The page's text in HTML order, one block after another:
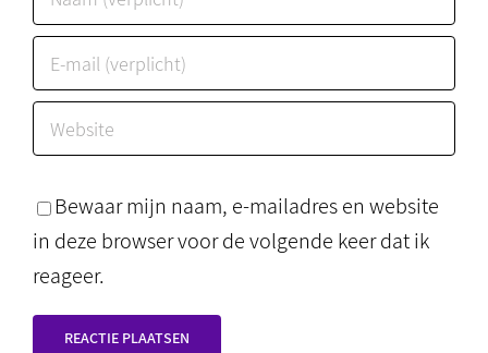
Bewaar mijn naam, e-mailadres en website
in deze browser voor de volgende keer dat ik
reageer.